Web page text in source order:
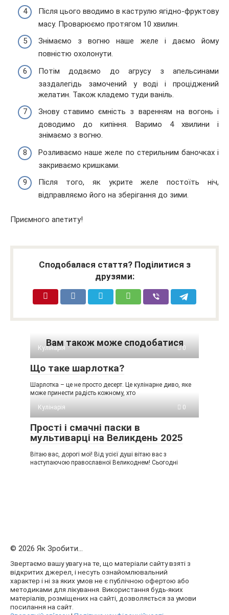
Після цього вводимо в каструлю ягідно-фруктову
масу. Проварюємо протягом 10 хвилин.
Знімаємо з вогню наше желе і даємо йому
повністю охолонути.
Потім додаємо до агрусу з апельсинами
заздалегідь замочений у воді і проціджений
желатин. Також кладемо туди ваніль.
Знову ставимо ємність з варенням на вогонь і
доводимо до кипіння. Варимо 4 хвилини і
знімаємо з вогню.
Розливаємо наше желе по стерильним баночках і
закриваємо кришками.
Після того, як укрите желе постоїть ніч,
відправляємо його на зберігання до зими.
Приємного апетиту!
Сподобалася стаття? Поділитися з
друзями:
Вам також може сподобатися
Кулінарія 0
Що таке шарлотка?
Шарлотка – це не просто десерт. Це кулінарне диво, яке
може принести радість кожному, хто
Кулінарія
0
Прості і смачні паски в
мультиварці на Великдень 2025
Вітаю вас, дорогі мої! Від усієї душі вітаю вас з
наступаючою православної Великоднем! Сьогодні
© 2026 Як Зробити...
Звертаємо вашу увагу на те, що матеріали сайту взяті з
відкритих джерел, і несуть ознайомлювальний
характер і ні за яких умов не є публічною офертою або
методиками для лікування. Використання будь-яких
матеріалів, розміщених на сайті, дозволяється за умови
посилання на сайт.